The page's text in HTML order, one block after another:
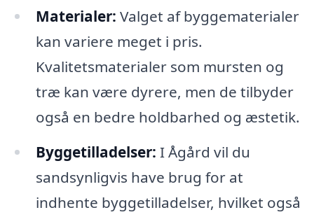
Materialer: Valget af byggematerialer
kan variere meget i pris.
Kvalitetsmaterialer som mursten og
træ kan være dyrere, men de tilbyder
også en bedre holdbarhed og æstetik.
Byggetilladelser: I Ågård vil du
sandsynligvis have brug for at
indhente byggetilladelser, hvilket også